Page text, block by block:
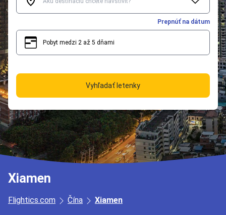
Prepnúť na dátum
Pobyt medzi 2 až 5 dňami
Vyhľadať letenky
Xiamen
Flightics.com Čína Xiamen